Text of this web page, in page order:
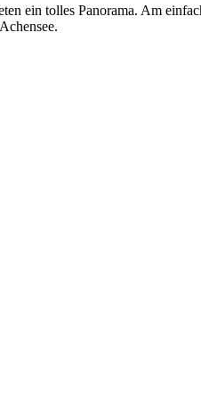
ein tolles Panorama. Am